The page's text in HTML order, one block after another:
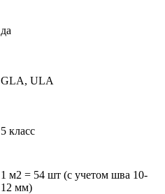
да
GLA, ULA
5 класс
1 м2 = 54 шт (с учетом шва 10-
12 мм)